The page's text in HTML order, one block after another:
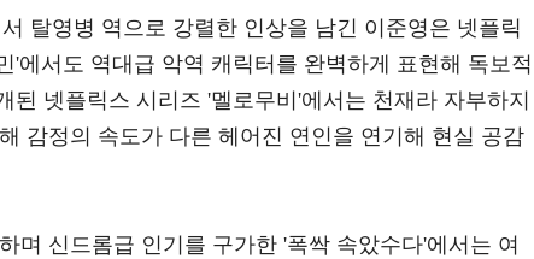
탈영병 역으로 강렬한 인상을 남긴 이준영은 넷플릭
'에서도 역대급 악역 캐릭터를 완벽하게 표현해 독보적
된 넷플릭스 시리즈 '멜로무비'에서는 천재라 자부하지
감정의 속도가 다른 헤어진 연인을 연기해 현실 공감
며 신드롬급 인기를 구가한 '폭싹 속았수다'에서는 여